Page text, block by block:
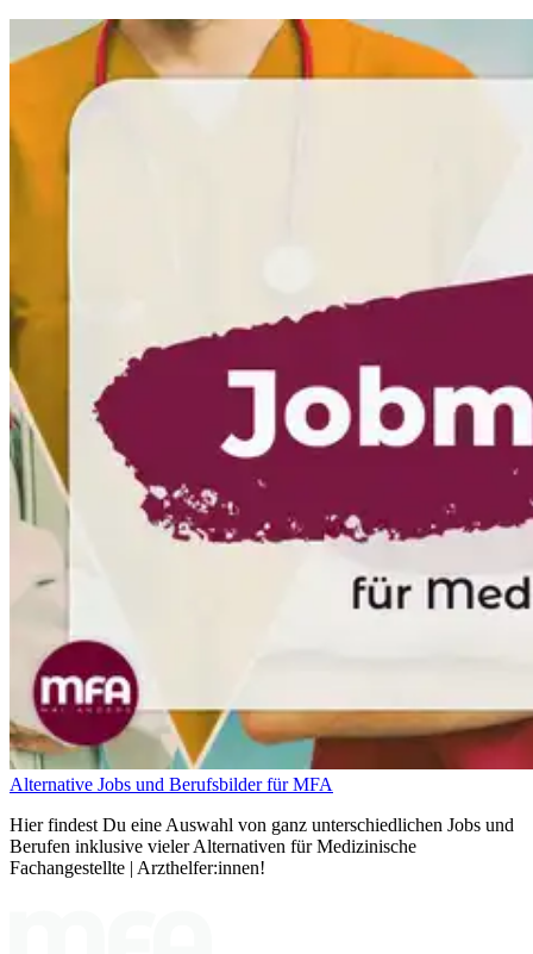
Alternative Jobs und Berufsbilder für MFA
Hier findest Du eine Auswahl von ganz unterschiedlichen Jobs und
Berufen inklusive vieler Alternativen für Medizinische
Fachangestellte | Arzthelfer:innen!